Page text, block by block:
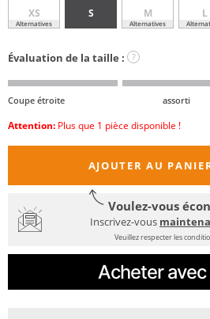
XS
Alternatives
S M
Alternatives
L
Évaluation de la taille : ?
Coupe étroite assorti
Attention: Plus que 1 pièce disponible !
AJOUTER AU
Voulez-vous
Inscrivez-vous
Veuillez respecter les